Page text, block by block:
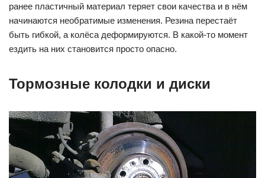
ранее пластичный материал теряет свои качества и в нём
начинаются необратимые изменения. Резина перестаёт
быть гибкой, а колёса деформируются. В какой-то момент
ездить на них становится просто опасно.
Тормозные колодки и диски